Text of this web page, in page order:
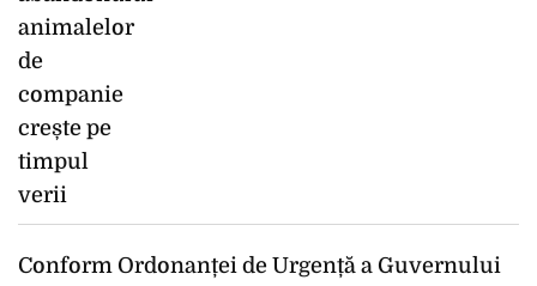
Conform Ordonanței de Urgență a Guvernului